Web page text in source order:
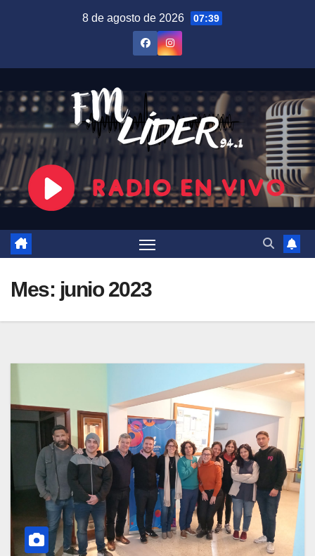
8 de agosto de 2026 07:39
Mes: junio 2023